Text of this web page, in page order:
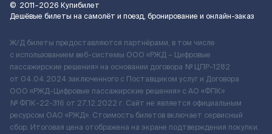
© 2011–2026 Купибилет
Дешёвые билеты на самолёт и поезд, бронирование и онлайн-заказ
Ж/Д билеты предоставляются партнёрами, в том числе
с использованием веб-системы ООО «РЖД – Цифровые
пассажирские решения» на основании договора № ЦПР-1282
от 04.04.2024 заключенного с Поставщиком услуг и Договора
ООО «РЖД-Цифровые пассажирские решения» c АО «ФПК»
№ ФПК-22-316 от 27.12.2022 г. Сайт не является официальным
ресурсом ОАО «РЖД». Стоимость билетов включает сервисный
сбор. Итоговая цена отображена на экране подтверждения покупки.